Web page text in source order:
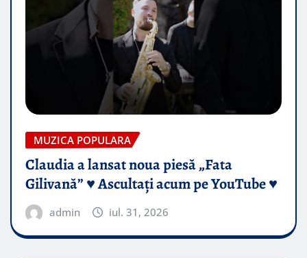
MUZICA POPULARA
Claudia a lansat noua piesă „Fata
Gilivană” ♥️ Ascultați acum pe YouTube ♥️
admin iul. 31, 2026